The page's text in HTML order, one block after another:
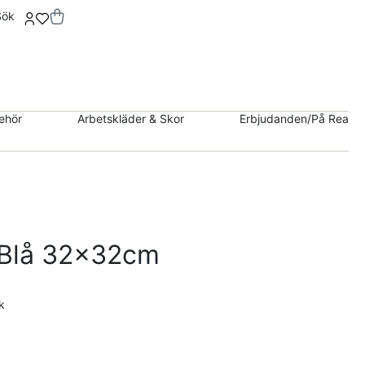
Arbetskläder & Skor Erbjudanden/På Rea
32x32cm